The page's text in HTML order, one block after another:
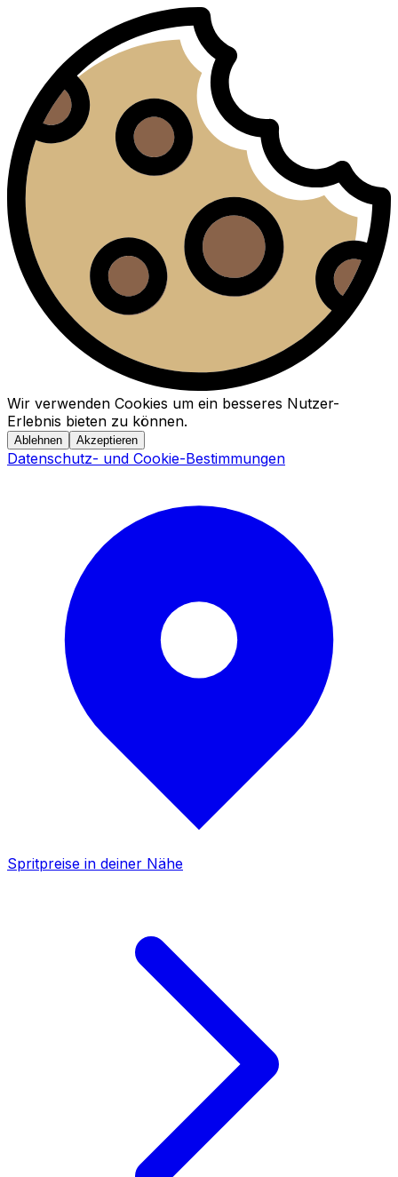
Wir verwenden Cookies um ein besseres Nutzer-
Erlebnis bieten zu können.
Ablehnen Akzeptieren
Datenschutz- und Cookie-Bestimmungen
Spritpreise in deiner Nähe